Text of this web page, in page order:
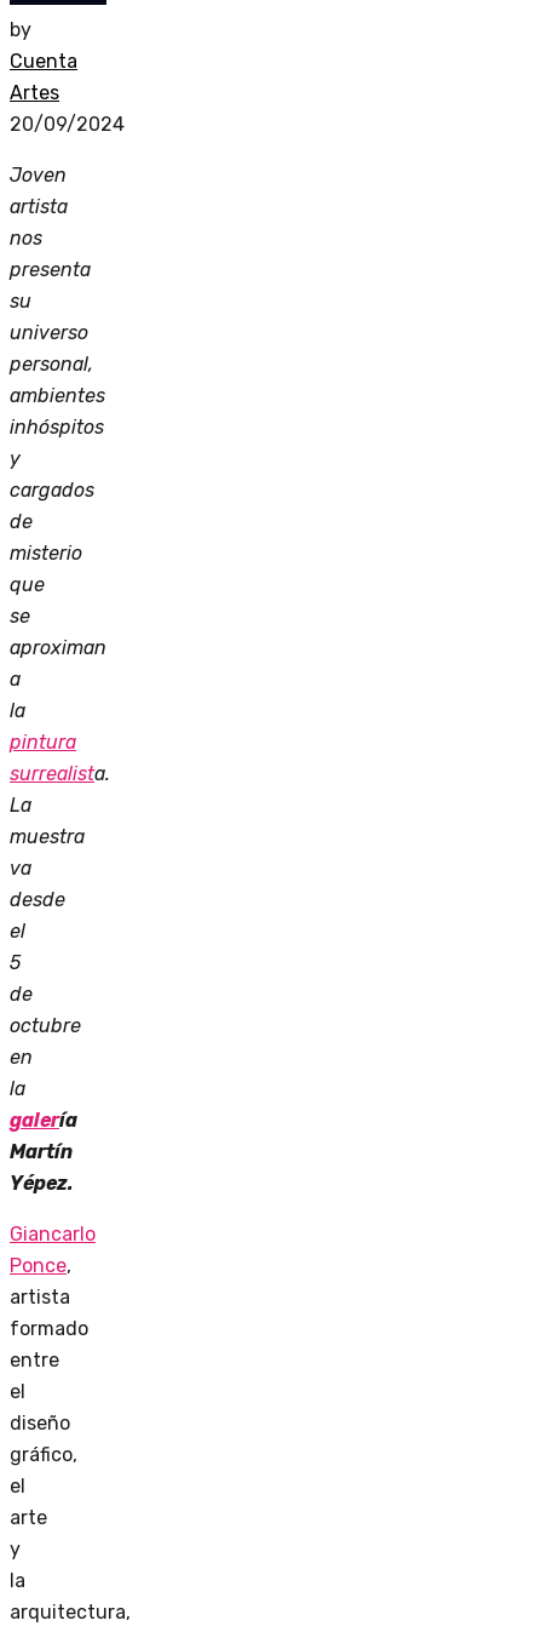
by
Cuenta
Artes
20/09/2024
Joven
artista
nos
presenta
su
universo
personal,
ambientes
inhóspitos
y
cargados
de
misterio
que
se
aproximan
a
la
pintura
surrealista.
La
muestra
va
desde
el
5
de
octubre
en
la
galería
Martín
Yépez.
Giancarlo
Ponce,
artista
formado
entre
el
diseño
gráfico,
el
arte
y
la
arquitectura,